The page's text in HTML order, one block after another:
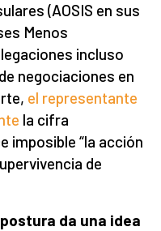
(AOSIS en sus
Menos
incluso
negociaciones en
el representante
la cifra
imposible “la acción
de
da una idea